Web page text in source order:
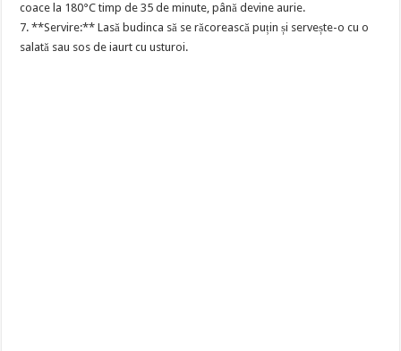
coace la 180°C timp de 35 de minute, până devine aurie.
7. **Servire:** Lasă budinca să se răcorească puțin și servește-o cu o
salată sau sos de iaurt cu usturoi.